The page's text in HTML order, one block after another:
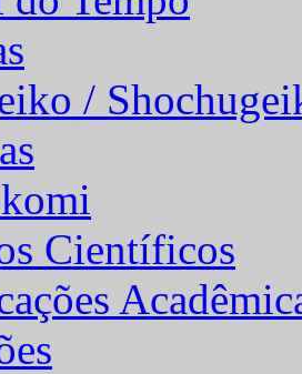
/
Científicos